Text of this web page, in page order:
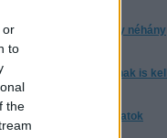
or
to
the
10 000 óra, avagy néhány
a gyakorlásról
ártatlannak lenni. Annak is kell
- trükkmagyarázatok